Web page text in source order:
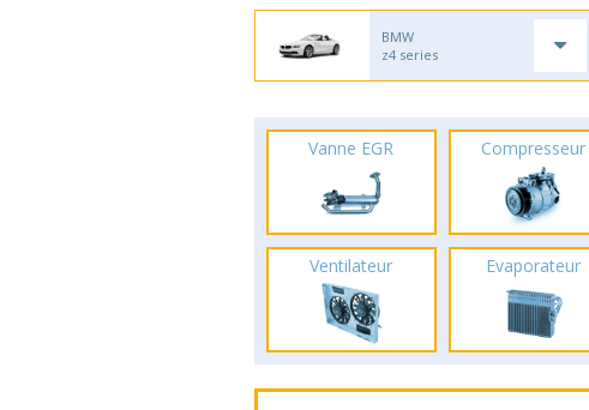
BMW
z4 series
Vanne EGR Compresseur
Ventilateur Evaporateur